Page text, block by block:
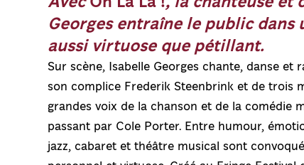
Georges entraîne le public dans
aussi virtuose que pétillant.
Sur scène, Isabelle Georges chante, danse et
son complice Frederik Steenbrink et de trois
grandes voix de la chanson et de la comédie
passant par Cole Porter. Entre humour,
jazz, cabaret et théâtre musical sont